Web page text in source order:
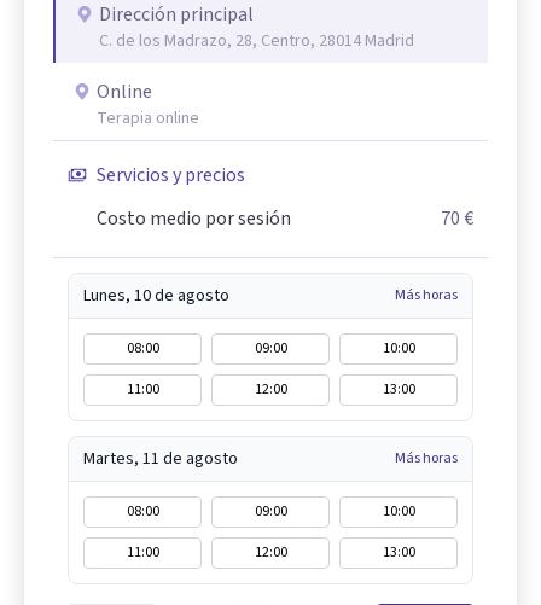
Dirección principal
C. de los Madrazo, 28, Centro, 28014 Madrid
Online
Terapia online
Servicios y precios
Costo medio por sesión
70 €
Lunes, 10 de agosto Más horas
08:00 09:00
10:00
11:00
12:00 13:00
Martes, 11 de agosto Más horas
08:00 09:00
10:00
11:00
12:00 13:00